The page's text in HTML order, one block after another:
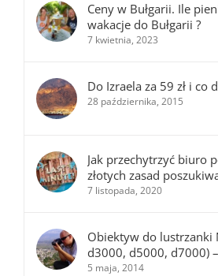
Ceny w Bułgarii. Ile
wakacje do Bułgarii ?
7 kwietnia, 2023
Do Izraela za 59 zł i co
28 października, 2015
Jak przechytrzyć biuro
złotych zasad
7 listopada, 2020
Obiektyw do lustrzanki
d3000, d5000, d7000)
5 maja, 2014